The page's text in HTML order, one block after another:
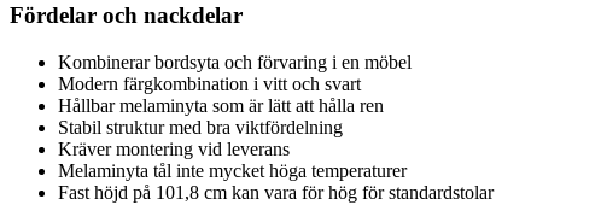
Fördelar och nackdelar
Kombinerar bordsyta och förvaring i en möbel
Modern färgkombination i vitt och svart
Hållbar melaminyta som är lätt att hålla ren
Stabil struktur med bra viktfördelning
Kräver montering vid leverans
Melaminyta tål inte mycket höga temperaturer
Fast höjd på 101,8 cm kan vara för hög för standardstolar